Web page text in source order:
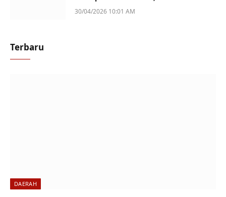
Perempuan Jadi Sorotan
30/04/2026 10:01 AM
Terbaru
DAERAH